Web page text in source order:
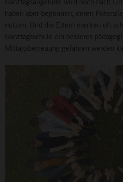
haben aber begonnen, deren
nutzen. Und die Eltern merken oft
Ganztagsschule ein besseres
Mittagsbetreuung gefahren werden